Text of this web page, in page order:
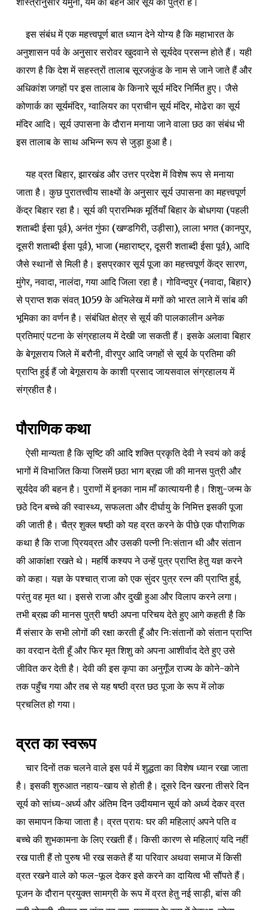
इस संबंध में एक महत्त्वपूर्ण बात ध्यान देने योग्य है कि महाभारत के
अनुशासन पर्व के अनुसार सरोवर खुदवाने से सूर्यदेव प्रसन्न होते हैं। यही
कारण है कि देश में सहस्त्रों तालाब सूरजकुंड के नाम से जाने जाते हैं और
अधिकांश जगहों पर इस तालाब के किनारे सूर्य मंदिर निर्मित हुए। जैसे
कोणार्क का सूर्यमंदिर, ग्वालियर का प्राचीन सूर्य मंदिर, मोढेरा का सूर्य
मंदिर आदि। सूर्य उपासना के दौरान मनाया जाने वाला छठ का संबंध भी
इस तालाब के साथ अभिन्न रूप से जुड़ा हुआ है।
यह व्रत बिहार, झारखंड और उत्तर प्रदेश में विशेष रूप से मनाया
जाता है। कुछ पुरातत्त्वीय साक्ष्यों के अनुसार सूर्य उपासना का महत्त्वपूर्ण
केंद्र बिहार रहा है। सूर्य की प्रारम्भिक मूर्तियाँ बिहार के बोधगया (पहली
शताब्दी ईसा पूर्व), अनंत गुंफा (खण्डगिरी, उड़ीसा), लाला भगत (कानपुर,
दूसरी शताब्दी ईसा पूर्व), भाजा (महाराष्ट्र, दूसरी शताब्दी ईसा पूर्व), आदि
जैसे स्थानों से मिली है। इसप्रकार सूर्य पूजा का महत्त्वपूर्ण केंद्र सारण,
मुंगेर, नवादा, नालंदा, गया आदि जिला रहा है। गोविन्दपुर (नवादा, बिहार)
से प्राप्त शक संवत् 1059 के अभिलेख में मगों को भारत लाने में सांब की
भूमिका का वर्णन है। संबंधित क्षेत्र से सूर्य की पालकालीन अनेक
प्रतिमाएं पटना के संग्रहालय में देखी जा सकती हैं। इसके अलावा बिहार
के बेगूसराय जिले में बरौनी, वीरपुर आदि जगहों से सूर्य के प्रतिमा की
प्राप्ति हुई हैं जो बेगूसराय के काशी प्रसाद जायसवाल संग्रहालय में
संग्रहीत है।
पौराणिक कथा
ऐसी मान्यता है कि सृष्टि की आदि शक्ति प्रकृति देवी ने स्वयं को कई
भागों में विभाजित किया जिसमें छठा भाग ब्रह्म जी की मानस पुत्री और
सूर्यदेव की बहन है। पुराणों में इनका नाम माँ कात्यायनी है। शिशु-जन्म के
छठे दिन बच्चे की स्वास्थ्य, सफलता और दीर्घायु के निमित्त इसकी पूजा
की जाती है। चैत्र शुक्ल षष्ठी को यह व्रत करने के पीछे एक पौराणिक
कथा है कि राजा प्रियव्रत और उसकी पत्नी निःसंतान थी और संतान
की आकांक्षा रखते थे। महर्षि कश्यप ने उन्हें पुत्र प्राप्ति हेतु यज्ञ करने
को कहा। यज्ञ के पश्चात् राजा को एक सुंदर पुत्र रत्न की प्राप्ति हुई,
परंतु वह मृत था। इससे राजा और दुखी हुआ और विलाप करने लगा।
तभी ब्रह्म की मानस पुत्री षष्ठी अपना परिचय देते हुए आगे कहती है कि
मैं संसार के सभी लोगों की रक्षा करती हूँ और निःसंतानों को संतान प्राप्ति
का वरदान देती हूँ और फिर मृत शिशु को अपना आशीर्वाद देते हुए उसे
जीवित कर देती है। देवी की इस कृपा का अनुगूँज राज्य के कोने-कोने
तक पहुँच गया और तब से यह षष्ठी व्रत छठ पूजा के रूप में लोक
प्रचलित हो गया।
व्रत का स्वरूप
चार दिनों तक चलने वाले इस पर्व में शुद्धता का विशेष ध्यान रखा जाता
है। इसकी शुरुआत नहाय-खाय से होती है। दूसरे दिन खरना तीसरे दिन
सूर्य को सांध्य-अर्ध्य और अंतिम दिन उदीयमान सूर्य को अर्ध्य देकर व्रत
का समापन किया जाता है। व्रत प्रायः घर की महिलाएं अपने पति व
बच्चे की शुभकामना के लिए रखती हैं। किसी कारण से महिलाएं यदि नहीं
रख पाती हैं तो पुरुष भी रख सकते हैं या परिवार अथवा समाज में किसी
व्रत रखने वाले को फल-फूल देकर इसे करने का दायित्व भी सौंपते हैं।
पूजन के दौरान प्रयुक्त सामग्री के रूप में व्रत हेतु नई साड़ी, बांस की